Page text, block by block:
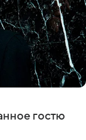
гостю